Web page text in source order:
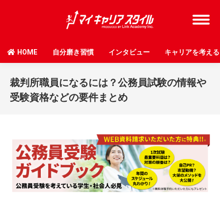
HOME 自分磨き習慣 インタビュー キャリアを考える
裁判所職員になるには？公務員試験の情報や
受験資格などの要件まとめ